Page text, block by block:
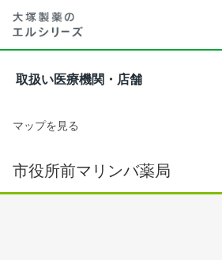
取扱い医療機関・店舗
マップを見る
市役所前マリンバ薬局